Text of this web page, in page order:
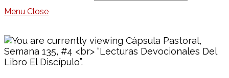
Menu Close